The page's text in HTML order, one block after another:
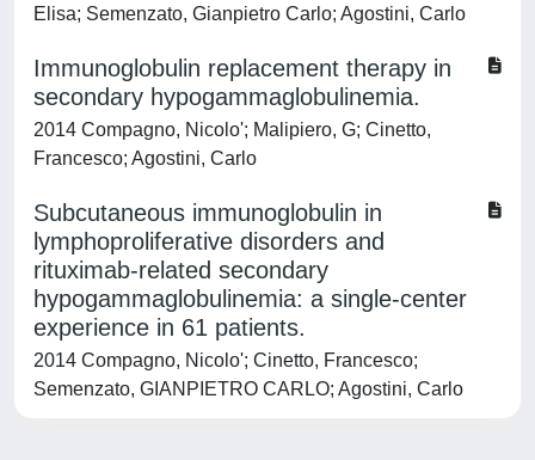
Elisa; Semenzato, Gianpietro Carlo; Agostini, Carlo
Immunoglobulin replacement therapy in
secondary hypogammaglobulinemia.
2014 Compagno, Nicolo'; Malipiero, G; Cinetto,
Francesco; Agostini, Carlo
Subcutaneous immunoglobulin in
lymphoproliferative disorders and
rituximab-related secondary
hypogammaglobulinemia: a single-center
experience in 61 patients.
2014 Compagno, Nicolo'; Cinetto, Francesco;
Semenzato, GIANPIETRO CARLO; Agostini, Carlo